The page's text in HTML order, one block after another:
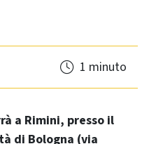
1 minuto
di Bologna (via